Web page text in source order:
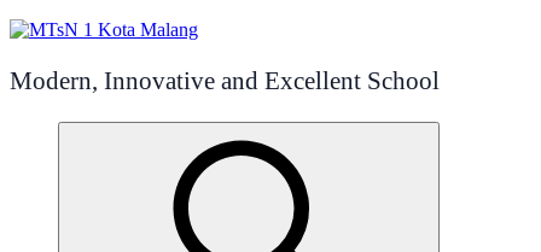
Modern, Innovative and Excellent School